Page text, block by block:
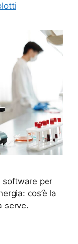
software per
cos’è la
serve.